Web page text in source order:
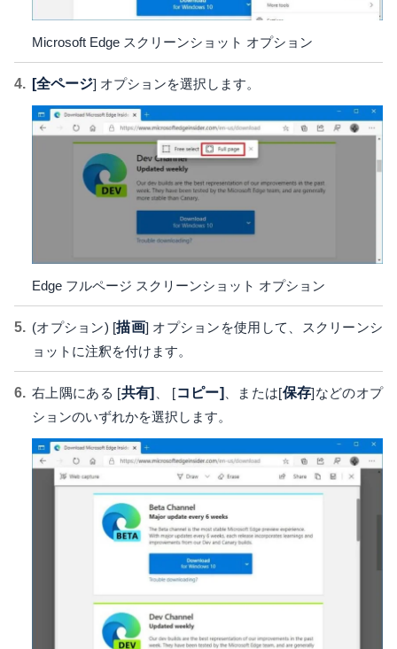
Microsoft Edge スクリーンショット オプション
[全ページ] オプションを選択します。
Edge フルページ スクリーンショット オプション
(オプション) [描画] オプションを使用して、スクリーンシ
ョットに注釈を付けます。
右上隅にある [共有] 、 [コピー] 、または[保存]などのオプ
ションのいずれかを選択します。